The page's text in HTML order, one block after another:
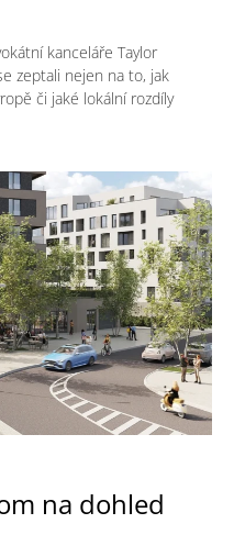
kanceláře Taylor
zeptali nejen na to, jak
či jaké lokální rozdíly
na dohled